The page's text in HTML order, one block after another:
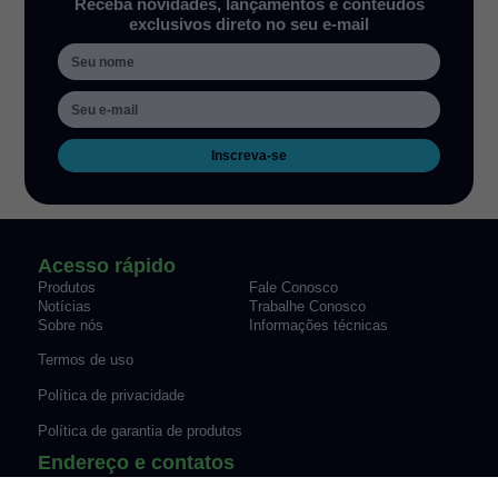
Receba novidades, lançamentos e conteúdos
exclusivos direto no seu e-mail
Inscreva-se
Acesso rápido
Produtos
Fale Conosco
Notícias
Trabalhe Conosco
Sobre nós
Informações técnicas
Termos de uso
Política de privacidade
Política de garantia de produtos
Endereço e contatos